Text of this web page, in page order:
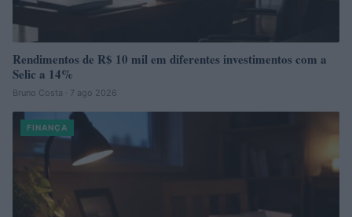
Rendimentos de R$ 10 mil em diferentes investimentos com a
Selic a 14%
Bruno Costa · 7 ago 2026
FINANÇA